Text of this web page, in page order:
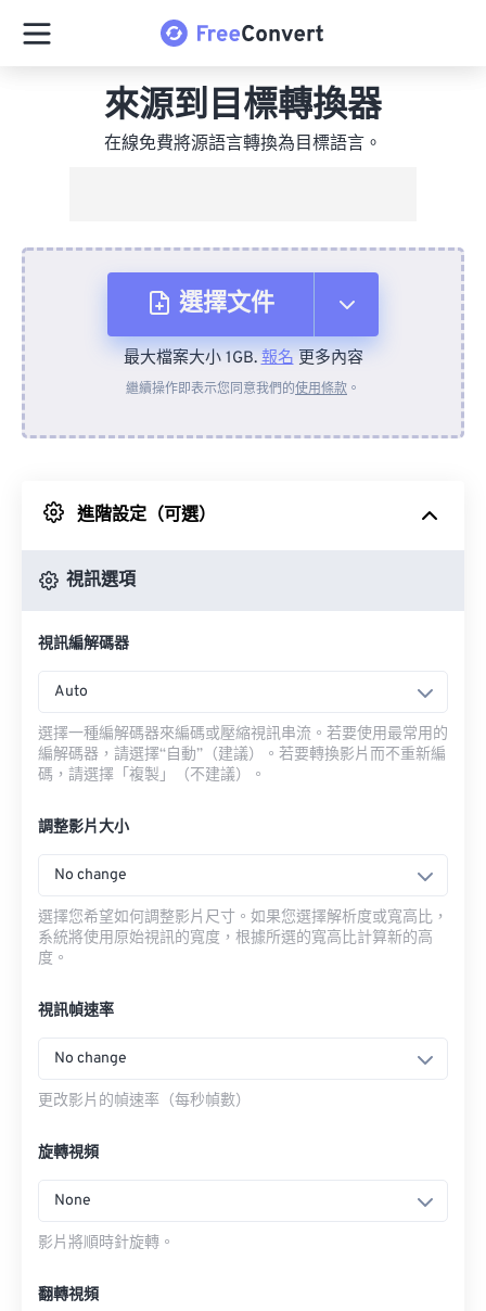
來源到目標轉換器
在線免費將源語言轉換為目標語言。
選擇文件
來自裝置
來自 Google 雲端硬碟
最大檔案大小 1GB.報名更多內容
繼續操作即表示您同意我們的使用條款 。
進階設定（可選）
視訊選項
視訊編解碼器
Auto
選擇一種編解碼器來編碼或壓縮視訊串流。若要使用最常用的
編解碼器，請選擇“自動”（建議）。若要轉換影片而不重新編
碼，請選擇「複製」（不建議）。
調整影片大小
No change
選擇您希望如何調整影片尺寸。如果您選擇解析度或寬高比，
系統將使用原始視訊的寬度，根據所選的寬高比計算新的高
度。
視訊幀速率
No change
更改影片的幀速率（每秒幀數）
旋轉視頻
None
影片將順時針旋轉。
翻轉視頻